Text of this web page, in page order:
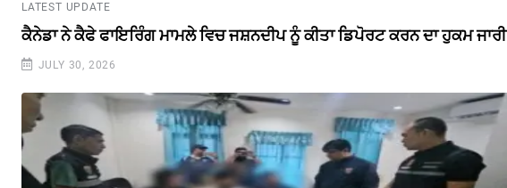
LATEST UPDATE
ਕੈਨੇਡਾ ਨੇ ਕੈਫੇ ਫਾਇਰਿੰਗ ਮਾਮਲੇ ਵਿਚ ਜਸ਼ਨਦੀਪ ਨੂੰ ਕੀਤਾ ਡਿਪੋਰਟ ਕਰਨ ਦਾ ਹੁਕਮ ਜਾਰੀ
JULY 30, 2026